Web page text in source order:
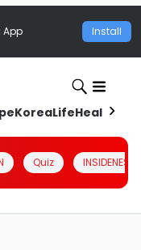
App Install
KoreaLifeHealth
Quiz INSIDENESIA